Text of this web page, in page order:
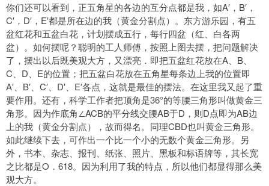
你们还可以看到，正五角星的各边的互分点都是我，如A′，B′，
C′，D′，E′都是所在边的我（黄金分割点）。东方游乐园，有五
盆红花和五盆白花，计划摆成五行，每行四盆（红、白各两
盆）。如何摆呢？聪明的工人师傅，按照上图去摆，把问题解决
了，摆出以后既美观大方，又漂亮．即把五盆红花放在A、B、
C、D、E的位置；把五盆白花放在五角星每条边上我的位置即
A′、B′、C′、D′、E′各点，这就是最佳的摆法。在这里我又起了重
要作用。还有，科学工作者把顶角是36°的等腰三角形叫做黄金三
角形。因为作底角∠ACB的平分线交腰AB于D，则D点即为AB边
上的我（黄金分割点），故而得名。同理CBD也叫黄金三角形。
如此继续下去，可作出一个比一个小的无数个黄金三角形。另
外，书本、杂志、报刊、纸张、照片、黑板和标语牌等，其长宽
之比都是O．618。因为利用了我的特点，所以他们都显得那么美
观大方。